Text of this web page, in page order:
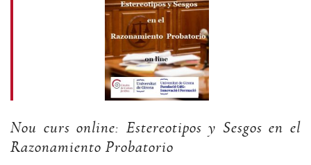
Nou curs online: Estereotipos y Sesgos en el
Razonamiento Probatorio